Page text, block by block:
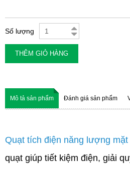
Số lượng
THÊM GIỎ HÀNG
Mô tả sản phẩm Đánh giá sản phẩm
Quạt tích điện năng lượng
quạt giúp tiết kiệm điện, giải